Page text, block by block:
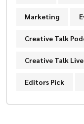
Marketing
Creative Talk
Creative Talk Live
Editors Pick